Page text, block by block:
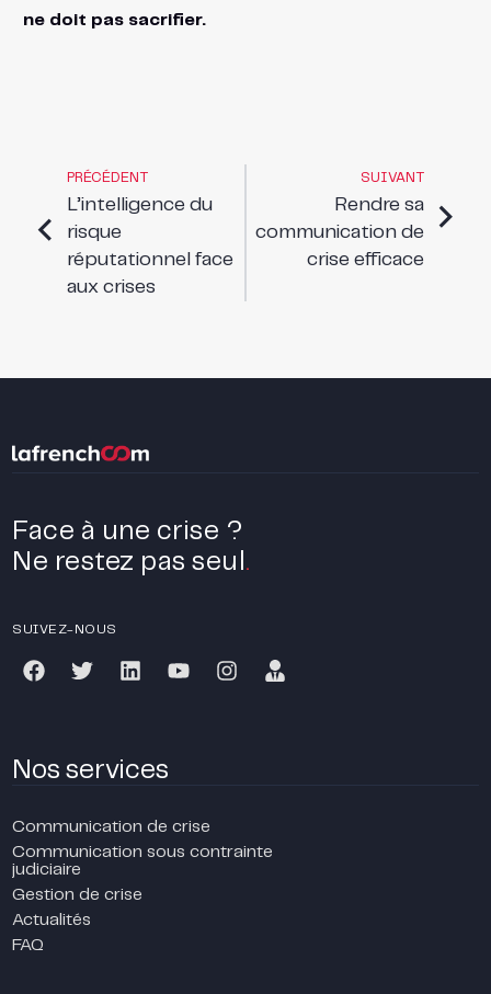
ne doit pas sacrifier.
PRÉCÉDENT
L’intelligence du
risque
réputationnel face
aux crises
SUIVANT
Rendre sa
communication de
crise efficace
Face à une crise ?
Ne restez pas seul .
SUIVEZ-NOUS
Nos services
Communication de crise
Communication sous contrainte
judiciaire
Gestion de crise
Actualités
FAQ